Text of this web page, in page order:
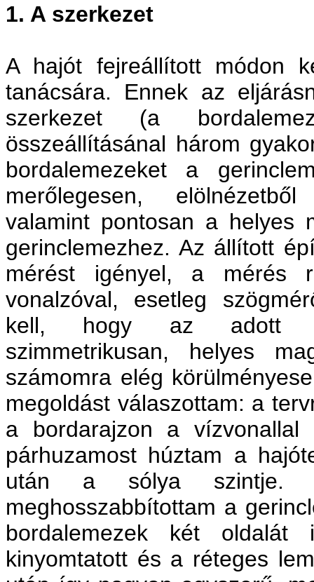
1. A szerkezet
A hajót fejreállított módon
tanácsára. Ennek az
szerkezet (a
összeállításánal három
bordalemezeket a
merőlegesen,
valamint pontosan a helyes
gerinclemezhez. Az állított
mérést igényel, a mérés
vonalzóval, esetleg
kell, hogy az adott
szimmetrikusan, helyes
számomra elég
megoldást válaszottam: a
a bordarajzon a vízvonallal
párhuzamost húztam a
után a sólya szintje.
meghosszabbítottam a
bordalemezek két
kinyomtatott és a réteges